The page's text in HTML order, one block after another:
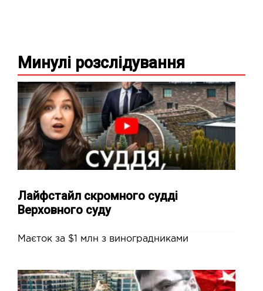
Минулі розслідування
Лайфстайл скромного судді
Верховного суду
Маєток за $1 млн з виноградниками